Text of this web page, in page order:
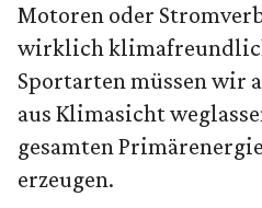
Motoren oder
wirklich
Sportarten müssen wir
aus Klimasicht
gesamten
erzeugen.